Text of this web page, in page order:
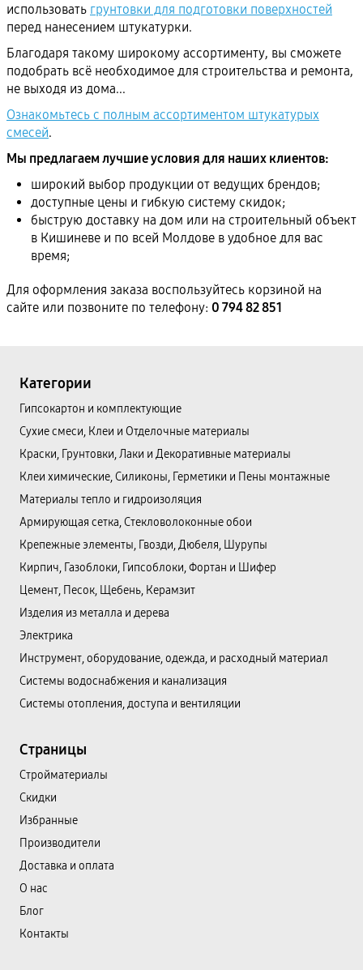
использовать грунтовки для подготовки поверхностей
перед нанесением штукатурки.
Благодаря такому широкому ассортименту, вы сможете
подобрать всё необходимое для строительства и ремонта,
не выходя из дома...
Ознакомьтесь с полным ассортиментом штукатурых
смесей.
Мы предлагаем лучшие условия для наших клиентов:
широкий выбор продукции от ведущих брендов;
доступные цены и гибкую систему скидок;
быструю доставку на дом или на строительный объект
в Кишиневе и по всей Молдове в удобное для вас
время;
Для оформления заказа воспользуйтесь корзиной на
сайте или позвоните по телефону: 0 794 82 851
Категории
Гипсокартон и комплектующие
Сухие смеси, Клеи и Отделочные материалы
Краски, Грунтовки, Лаки и Декоративные материалы
Клеи химические, Силиконы, Герметики и Пены монтажные
Материалы тепло и гидроизоляция
Армирующая сетка, Стекловолоконные обои
Крепежные элементы, Гвозди, Дюбеля, Шурупы
Кирпич, Газоблоки, Гипсоблоки, Фортан и Шифер
Цемент, Песок, Щебень, Керамзит
Изделия из металла и дерева
Электрика
Инструмент, оборудование, одежда, и расходный материал
Системы водоснабжения и канализация
Системы отопления, доступа и вентиляции
Страницы
Cтройматериалы
Скидки
Избранные
Производители
Доставка и оплата
О нас
Блог
Контакты